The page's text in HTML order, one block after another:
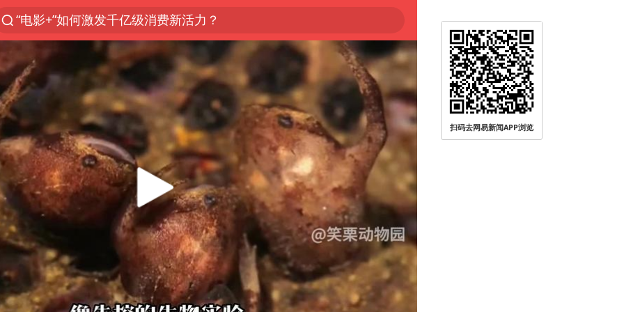
“电影+”如何激发千亿级消费新活力？
秘鲁和墨西哥宣布恢复外交关系
沙特土耳其巴基斯坦签署共同防务协议
中医教你一招提升气血
全球首个长时储能一体化产业园量产
四川宜宾市高县4.9级地震致1人死亡
胜宏科技：股票交易异常波动
中巨芯：上半年归母净利润1405.77万元
美股存储板块集体大跌
U17国足点球大战淘汰河床晋级决赛
百花奖开幕式
扫码去网易新闻APP浏览